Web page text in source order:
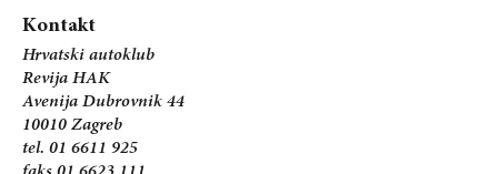
Kontakt
Hrvatski autoklub
Revija HAK
Avenija Dubrovnik 44
10010 Zagreb
tel. 01 6611 925